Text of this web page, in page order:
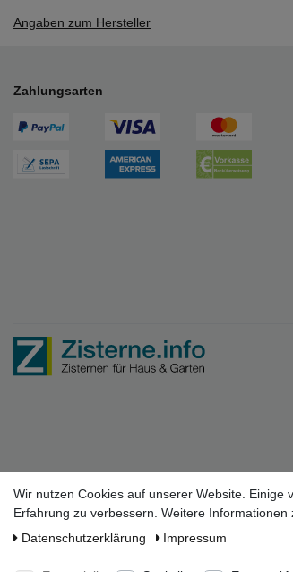
Angaben zum Hersteller
Zahlungsarten
Wir nutzen Cookies auf unserer Website.
Erfahrung zu verbessern. Weitere
Daten­schutz­erklärung
Impressum